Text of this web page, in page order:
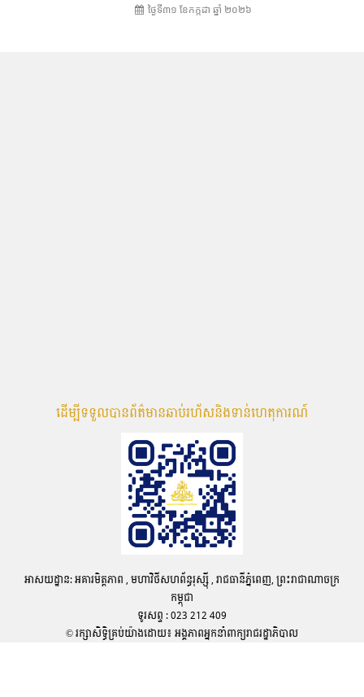
ថ្ងៃទី៣១ ខែ​កក្កដា ឆ្នាំ ២០២៦
ដើម្បីទទួលបានព័ត៌មានឆាប់រហ័សនិងទាន់ហេតុការណ៍
អាសយដ្ឋាន: អគារមិត្តភាព , មហាវិថីសហព័ន្ធរុស្ស៊ី , រាជធានីភ្នំពេញ, ព្រះរាជាណាចក្រ
កម្ពុជា
ទូរសព្ទ : 023 212 409
© រក្សាសិទ្ធិគ្រប់យ៉ាងដោយ៖ អង្គភាពអ្នកនាំពាក្យរាជរដ្ឋាភិបាល